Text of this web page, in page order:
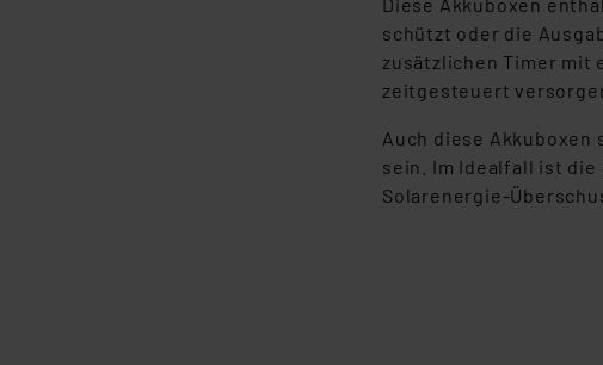
schützt oder die
zusätzlichen Timer mit
zeitgesteuert
Auch diese
sein. Im Idealfall ist die
Solarenergie-